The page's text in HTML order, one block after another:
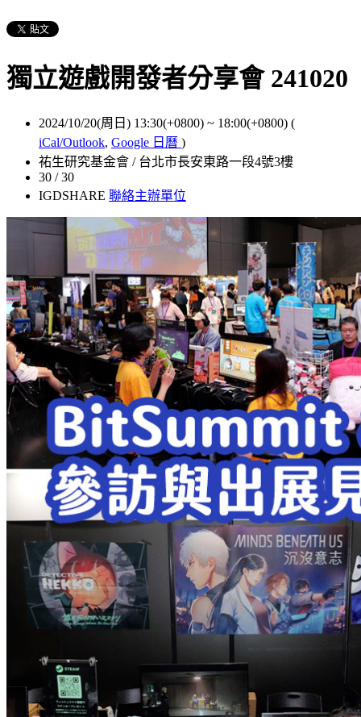
獨立遊戲開發者分享會 241020
2024/10/20(周日) 13:30(+0800) ~ 18:00(+0800) (
iCal/Outlook, Google 日曆 )
祐生研究基金會 / 台北市長安東路一段4號3樓
30 / 30
IGDSHARE 聯絡主辦單位